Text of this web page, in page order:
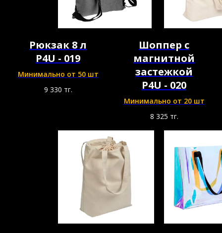
Рюкзак 8 л
P4U - 019
Минимально от 50 шт
9 330 тг.
Шоппер с
магнитной
застежкой
P4U - 020
Минимально от 20 шт
8 325 тг.